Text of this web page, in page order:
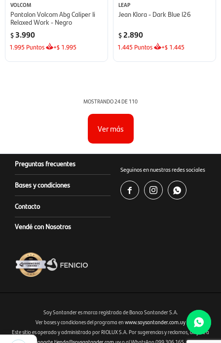
1.345
VOLCOM
Pantalon Volcom Abg Caliper Ii
Relaxed Work - Negro
$ 3.990
1.995 Puntos +$ 1.995
LEAP
Jean Klora - Dark Blue I26
$ 2.890
1.445 Puntos +$ 1.445
MOSTRANDO24DE 110
Ver más
Preguntas frecuentes
Bases y condiciones
Contacto
Vendé con Nosotros
Seguinos en nuestras redes sociales
  
Fenicio eCommerce Uruguay
Soy Santander es marca registrada de Banco Santander S.A.
Ver bases y condiciones del programa en www.soysantander.com.uy
Este sitio es operado y administrado por RIOLUX S.A. Por sugerencias y reclamos, diríjase a